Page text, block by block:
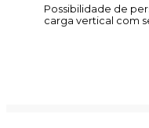
Possibilidade de
carga vertical com